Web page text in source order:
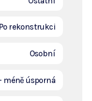
Po rekonstrukci
Osobní
méně úsporná